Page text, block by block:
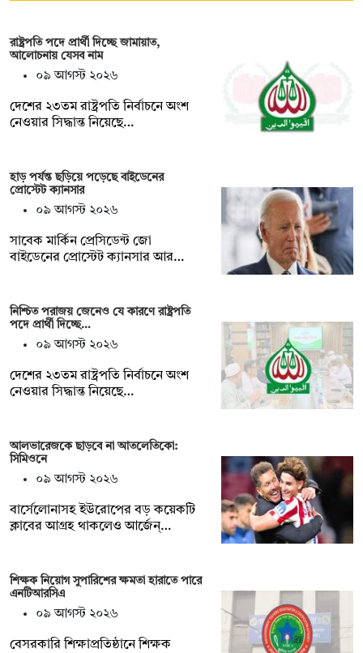
রাষ্ট্রপতি পদে প্রার্থী দিচ্ছে জামায়াত,
আলোচনায় যেসব নাম
০৯ আগস্ট ২০২৬
দেশের ২৩তম রাষ্ট্রপতি নির্বাচনে অংশ
নেওয়ার সিদ্ধান্ত নিয়েছে…
হাড় পর্যন্ত ছড়িয়ে পড়েছে বাইডেনের
প্রোস্টেট ক্যানসার
০৯ আগস্ট ২০২৬
সাবেক মার্কিন প্রেসিডেন্ট জো
বাইডেনের প্রোস্টেট ক্যানসার আর…
নিশ্চিত পরাজয় জেনেও যে কারণে রাষ্ট্রপতি
পদে প্রার্থী দিচ্ছে…
০৯ আগস্ট ২০২৬
দেশের ২৩তম রাষ্ট্রপতি নির্বাচনে অংশ
নেওয়ার সিদ্ধান্ত নিয়েছে…
আলভারেজকে ছাড়বে না আতলেতিকো:
সিমিওনে
০৯ আগস্ট ২০২৬
বার্সেলোনাসহ ইউরোপের বড় কয়েকটি
ক্লাবের আগ্রহ থাকলেও আর্জেন্…
শিক্ষক নিয়োগ সুপারিশের ক্ষমতা হারাতে পারে
এনটিআরসিএ
০৯ আগস্ট ২০২৬
বেসরকারি শিক্ষাপ্রতিষ্ঠানে শিক্ষক